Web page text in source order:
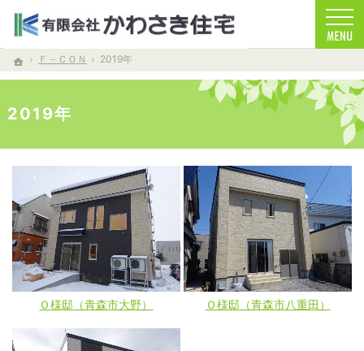
ホーム
Ｆ－ＣＯＮ 2019年
2019年
お客様を笑顔する家づくりをします。注文住宅（青森・青森市）の工務店なら安心・信頼
注文住宅（青森・青森市）の工務店なら当店で家づくり
Ｏ様邸（青森市大野） Ｏ様邸（青森市八重田）